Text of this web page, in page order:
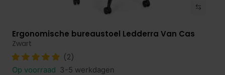
Bekijk product
Ergonomische bureaustoel Ledderra Van Cas
Zwart
(2)
Op voorraad 3-5 werkdagen